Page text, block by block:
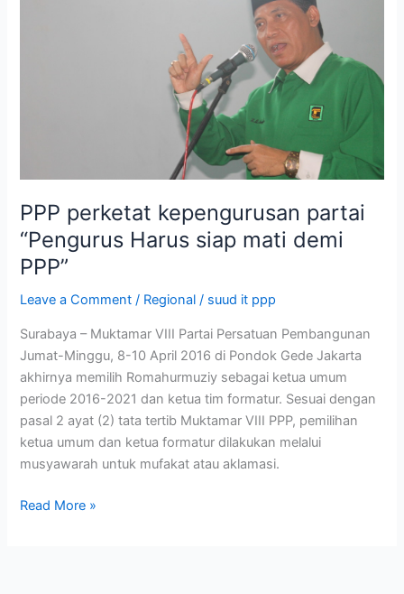
PPP perketat kepengurusan partai
“Pengurus Harus siap mati demi
PPP”
Leave a Comment / Regional / suud it ppp
Surabaya – Muktamar VIII Partai Persatuan Pembangunan
Jumat-Minggu, 8-10 April 2016 di Pondok Gede Jakarta
akhirnya memilih Romahurmuziy sebagai ketua umum
periode 2016-2021 dan ketua tim formatur. Sesuai dengan
pasal 2 ayat (2) tata tertib Muktamar VIII PPP, pemilihan
ketua umum dan ketua formatur dilakukan melalui
musyawarah untuk mufakat atau aklamasi.
Read More »